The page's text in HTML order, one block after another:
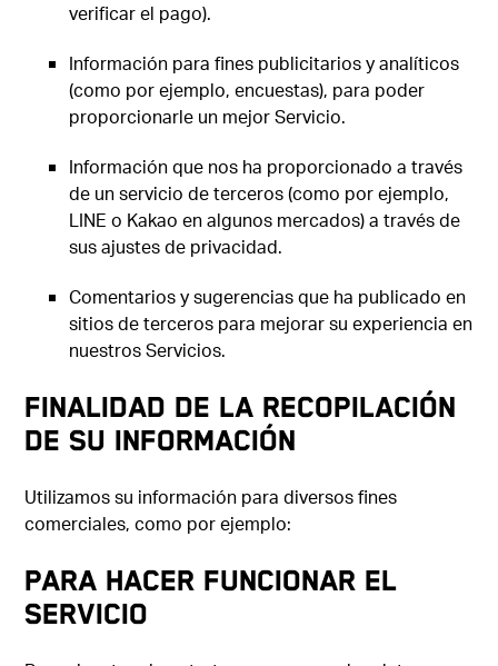
verificar el pago).
Información para fines publicitarios y analíticos
(como por ejemplo, encuestas), para poder
proporcionarle un mejor Servicio.
Información que nos ha proporcionado a través
de un servicio de terceros (como por ejemplo,
LINE o Kakao en algunos mercados) a través de
sus ajustes de privacidad.
Comentarios y sugerencias que ha publicado en
sitios de terceros para mejorar su experiencia en
nuestros Servicios.
FINALIDAD DE LA RECOPILACIÓN
DE SU INFORMACIÓN
Utilizamos su información para diversos fines
comerciales, como por ejemplo:
Para hacer funcionar el
Servicio